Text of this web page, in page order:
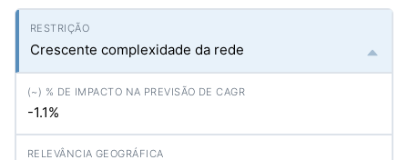
Crescente complexidade da rede
-1.1%